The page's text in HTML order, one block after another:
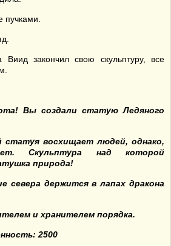
Виид закончил свою скульптуру, все
Вы создали статую Ледяного
статуя восхищает людей, однако,
Скульптура над которой
природа!
севера держится в лапах дракона
и хранителем порядка.
2500